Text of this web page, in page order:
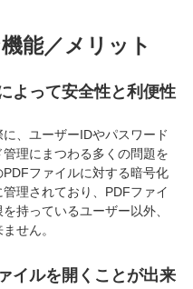
能／メリット
よって安全性と利便性
、ユーザーIDやパスワード
理にまつわる多くの問題を
ファイルに対する暗号化
理されており、PDFファイ
持っているユーザー以外、
せん。
イルを開くことが出来